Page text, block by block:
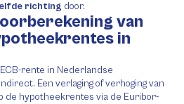
richting door.
van
in
rente in Nederlandse
Een verlaging of verhoging van
de hypotheekrentes via de Euribor-